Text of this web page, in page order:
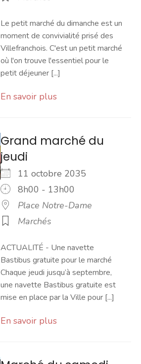
Le petit marché du dimanche est un
moment de convivialité prisé des
Villefranchois. C'est un petit marché
où l'on trouve l'essentiel pour le
petit déjeuner [...]
En savoir plus
Grand marché du
jeudi
11 octobre 2035
8h00 - 13h00
Place Notre-Dame
Marchés
ACTUALITÉ - Une navette
Bastibus gratuite pour le marché
Chaque jeudi jusqu’à septembre,
une navette Bastibus gratuite est
mise en place par la Ville pour [...]
En savoir plus